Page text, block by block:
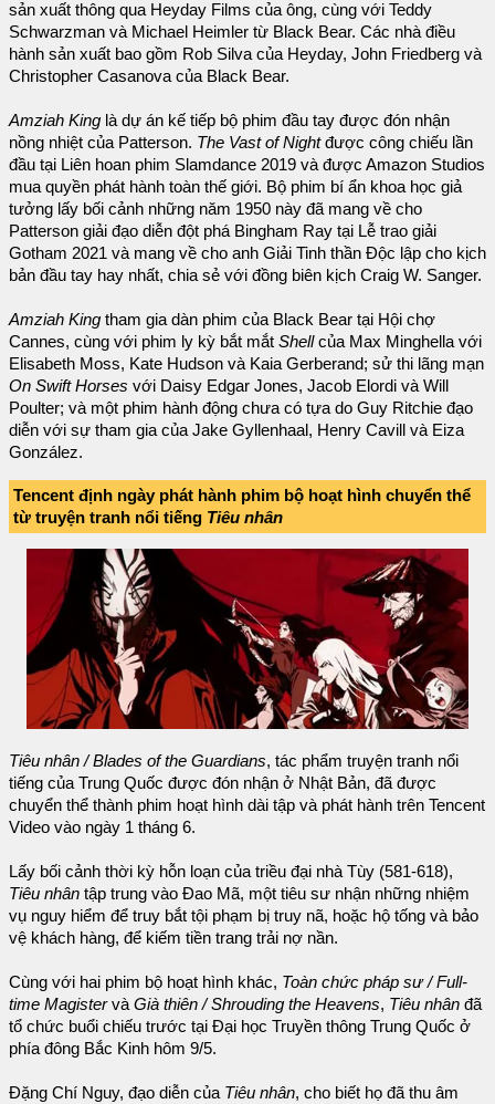
sản xuất thông qua Heyday Films của ông, cùng với Teddy
Schwarzman và Michael Heimler từ Black Bear. Các nhà điều
hành sản xuất bao gồm Rob Silva của Heyday, John Friedberg và
Christopher Casanova của Black Bear.
Amziah King là dự án kế tiếp bộ phim đầu tay được đón nhận
nồng nhiệt của Patterson. The Vast of Nightđược công chiếu lần
đầu tại Liên hoan phim Slamdance 2019 và được Amazon Studios
mua quyền phát hành toàn thế giới. Bộ phim bí ẩn khoa học giả
tưởng lấy bối cảnh những năm 1950 này đã mang về cho
Patterson giải đạo diễn đột phá Bingham Ray tại Lễ trao giải
Gotham 2021 và mang về cho anh Giải Tinh thần Độc lập cho kịch
bản đầu tay hay nhất, chia sẻ với đồng biên kịch Craig W. Sanger.
Amziah King tham gia dàn phim của Black Bear tại Hội chợ
Cannes, cùng với phim ly kỳ bắt mắt Shellcủa Max Minghella với
Elisabeth Moss, Kate Hudson và Kaia Gerberand; sử thi lãng mạn
On Swift Horses với Daisy Edgar Jones, Jacob Elordi và Will
Poulter; và một phim hành động chưa có tựa do Guy Ritchie đạo
diễn với sự tham gia của Jake Gyllenhaal, Henry Cavill và Eiza
González.
Tencent định ngày phát hành phim bộ hoạt hình chuyển thể
từ truyện tranh nổi tiếng Tiêu nhân
Tiêu nhân / Blades of the Guardians, tác phẩm truyện tranh nổi
tiếng của Trung Quốc được đón nhận ở Nhật Bản, đã được
chuyển thể thành phim hoạt hình dài tập và phát hành trên Tencent
Video vào ngày 1 tháng 6.
Lấy bối cảnh thời kỳ hỗn loạn của triều đại nhà Tùy (581-618),
Tiêu nhân tập trung vào Đao Mã, một tiêu sư nhận những nhiệm
vụ nguy hiểm để truy bắt tội phạm bị truy nã, hoặc hộ tống và bảo
vệ khách hàng, để kiếm tiền trang trải nợ nần.
Cùng với hai phim bộ hoạt hình khác, Toàn chức pháp sư / Full-
time MagistervàGià thiên / Shrouding the Heavens, Tiêu nhân đã
tổ chức buổi chiếu trước tại Đại học Truyền thông Trung Quốc ở
phía đông Bắc Kinh hôm 9/5.
Đặng Chí Nguy, đạo diễn của Tiêu nhân, cho biết họ đã thu âm